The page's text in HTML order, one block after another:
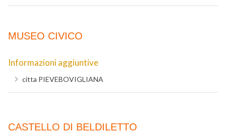
MUSEO CIVICO
Informazioni aggiuntive
citta PIEVEBOVIGLIANA
CASTELLO DI BELDILETTO